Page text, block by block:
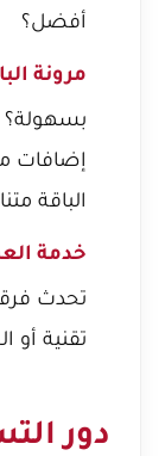
أفضل؟
مرونة
بسهولة؟
إضافات
الباقة
خدمة
تحدث
تقنية أو
دور